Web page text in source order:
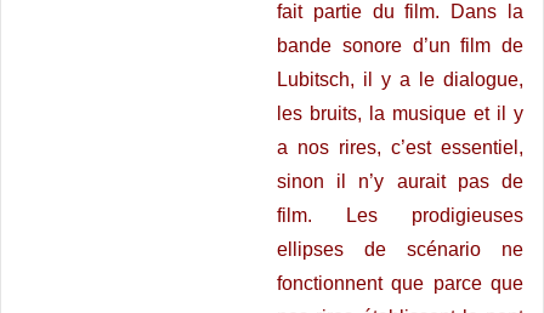
fait partie du film. Dans la
bande sonore d’un film de
Lubitsch, il y a le dialogue,
les bruits, la musique et il y
a nos rires, c’est essentiel,
sinon il n’y aurait pas de
film. Les prodigieuses
ellipses de scénario ne
fonctionnent que parce que